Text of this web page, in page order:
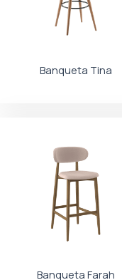
Banqueta Tina
Banqueta Farah